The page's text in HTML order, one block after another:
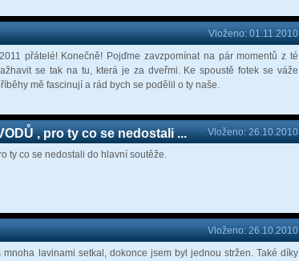
Vloženo: 01.11.2010
přátelé! Konečně! Pojďme zavzpomínat na pár momentů z té
se tak na tu, která je za dveřmi. Ke spoustě fotek se váže
mě fascinují a rád bych se podělil o ty naše.
, pro ty co se nedostali ...
Vloženo: 26.10.2010
ty co se nedostali do hlavní soutěže.
Vloženo: 26.10.2010
lavinami setkal, dokonce jsem byl jednou stržen. Také díky